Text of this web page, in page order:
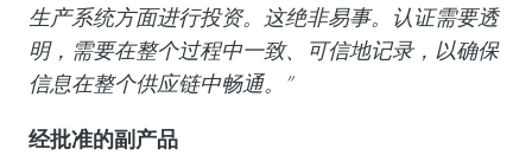
生产系统方面进行投资。这绝非易事。认证需要透
明，需要在整个过程中一致、可信地记录，以确保
信息在整个供应链中畅通。”
经批准的副产品